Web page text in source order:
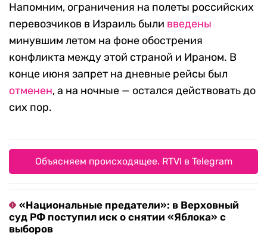
Напомним, ограничения на полеты российских
перевозчиков в Израиль были введены
минувшим летом на фоне обострения
конфликта между этой страной и Ираном. В
конце июня запрет на дневные рейсы был
отменен, а на ночные — остался действовать до
сих пор.
Объясняем происходящее. RTVI в Telegram
«Национальные предатели»: в Верховный
суд РФ поступил иск о снятии «Яблока» с
выборов